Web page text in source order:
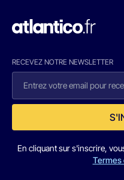
RECEVEZ NOTRE NEWSLETTER
En cliquant sur s'inscrire,
Termes